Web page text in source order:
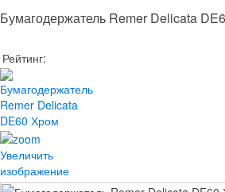
Бумагодержатель Remer Delicata
Рейтинг:
Увеличить
изображение